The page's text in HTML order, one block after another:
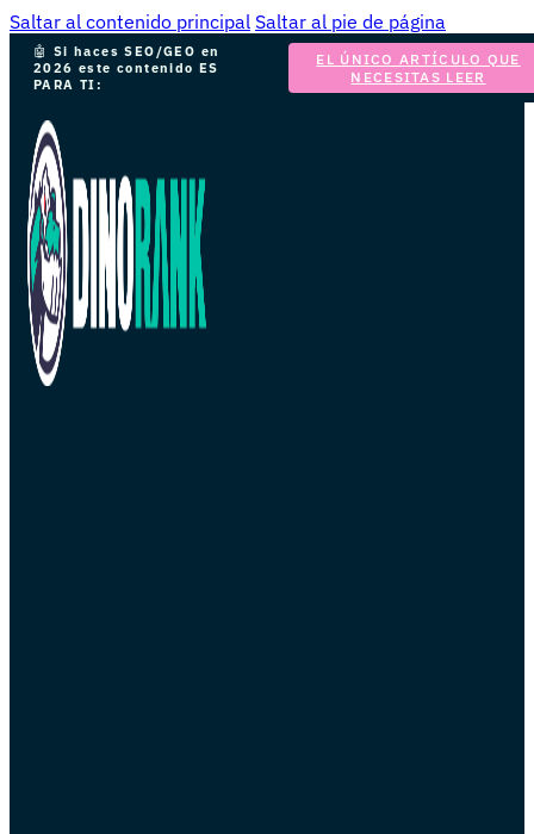
Saltar al contenido principal Saltar al pie de página
🤖 Si haces SEO/GEO en
2026 este contenido ES
PARA TI:
EL ÚNICO ARTÍCULO QUE
NECESITAS LEER